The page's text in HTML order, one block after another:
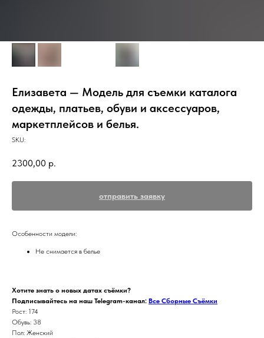
Елизавета — Модель для съемки каталога
одежды, платьев, обуви и аксессуаров,
маркетплейсов и белья.
SKU:
2300,00 р.
отправить заявку
Особенности модели:
Не снимается в белье
Хотите знать о новых датах съёмки?
Подписывайтесь на наш Telegram-канал: Все Сборные Съёмки
Рост: 174
Обувь: 38
Пол: Женский